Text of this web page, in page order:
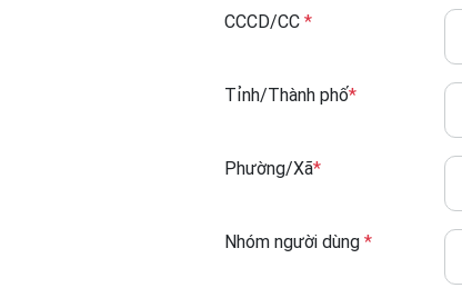
CCCD/CC *
Tỉnh/Thành phố*
Phường/Xã*
Nhóm người dùng *